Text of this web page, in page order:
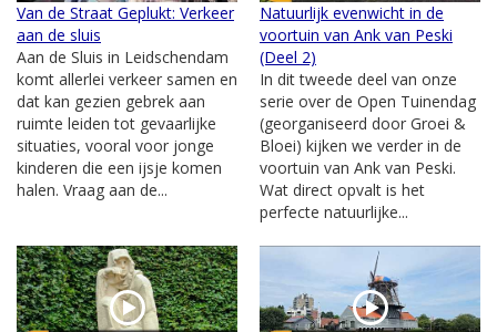
Van de Straat Geplukt: Verkeer
aan de sluis
Aan de Sluis in Leidschendam
komt allerlei verkeer samen en
dat kan gezien gebrek aan
ruimte leiden tot gevaarlijke
situaties, vooral voor jonge
kinderen die een ijsje komen
halen. Vraag aan de...
Natuurlijk evenwicht in de
voortuin van Ank van Peski
(Deel 2)
In dit tweede deel van onze
serie over de Open Tuinendag
(georganiseerd door Groei &
Bloei) kijken we verder in de
voortuin van Ank van Peski.
Wat direct opvalt is het
perfecte natuurlijke...